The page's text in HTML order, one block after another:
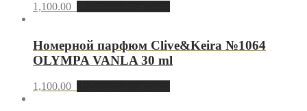
1,100.00
Номерной парфюм Clive&Keira №1064
OLYMPA VANLA 30 ml
1,100.00